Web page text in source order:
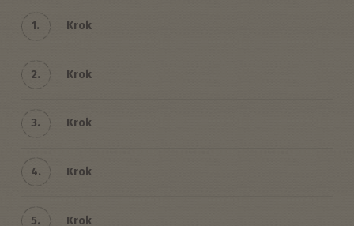
1. Krok
2. Krok
3. Krok
4. Krok
5. Krok